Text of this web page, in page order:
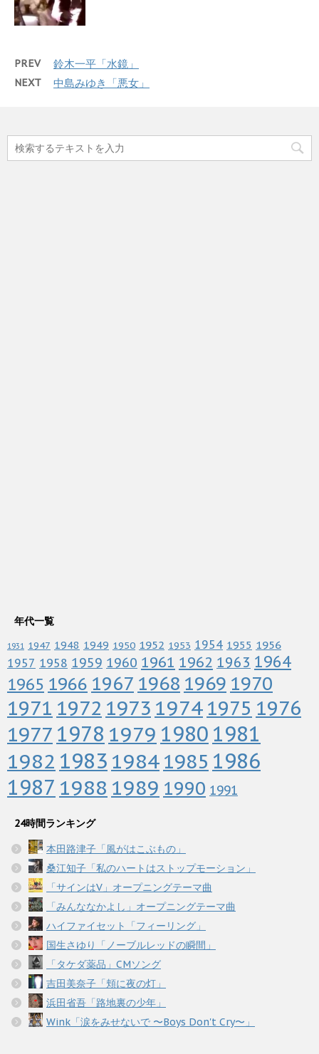
PREV 鈴木一平「水鏡」
NEXT 中島みゆき「悪女」
年代一覧
1931 1947 1948 1949 1950 1952 1953 1954 1955 1956
1957 1958 1959 1960 1961 1962 1963 1964
1965 1966 1967 1968 1969 1970
1971 1972 1973 1974 1975 1976
1977 1978 1979 1980 1981
1982 1983 19841985 1986
1987 1988 1989 1990 1991
24時間ランキング
本田路津子「風がはこぶもの」
桑江知子「私のハートはストップモーション」
「サインはV」オープニングテーマ曲
「みんななかよし」オープニングテーマ曲
ハイファイセット「フィーリング」
国生さゆり「ノーブルレッドの瞬間」
「タケダ薬品」CMソング
吉田美奈子「頬に夜の灯」
浜田省吾「路地裏の少年」
Wink「涙をみせないで 〜Boys Don't Cry〜」